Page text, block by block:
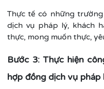
Thực tế có những
dịch vụ pháp lý, khách
thực, mong muốn thực,
Bước 3: Thực hiện
hợp đồng dịch vụ pháp